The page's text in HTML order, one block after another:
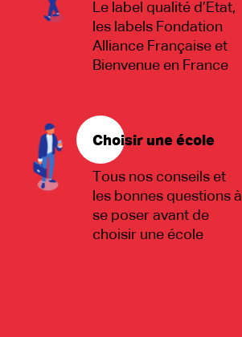
Le label qualité d’Etat,
les labels Fondation
Alliance Française et
Bienvenue en France
Choisir une école
Tous nos conseils et
les bonnes questions à
se poser avant de
choisir une école